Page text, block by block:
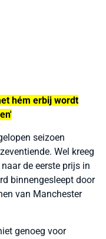
hém erbij wordt
seizoen
Wel kreeg
de eerste prijs in
binnengesleept door
van Manchester
genoeg voor